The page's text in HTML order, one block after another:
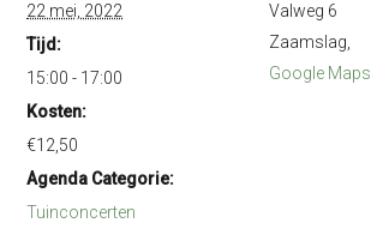
22 mei, 2022
Tijd:
15:00 - 17:00
Kosten:
€12,50
Agenda Categorie:
Tuinconcerten
Valweg 6
Zaamslag
Google Maps